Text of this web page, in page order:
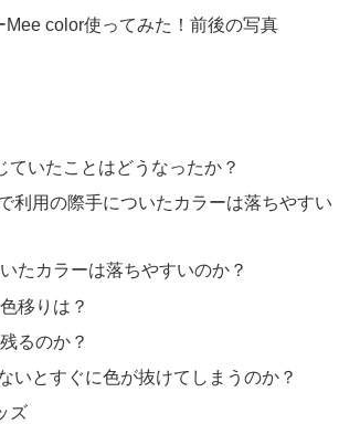
Mee color使ってみた！前後の写真
ていたことはどうなったか？
利用の際手についたカラーは落ちやすい
たカラーは落ちやすいのか？
移りは？
るのか？
いとすぐに色が抜けてしまうのか？
ズ